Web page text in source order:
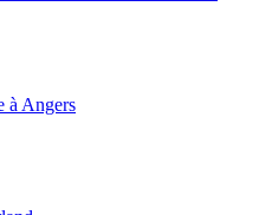
à Angers